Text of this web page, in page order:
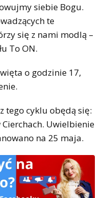
siebie Bogu.
te
się z nami modlą –
To ON.
o godzinie 17,
tego cyklu obędą się:
Uwielbienie
na 25 maja.